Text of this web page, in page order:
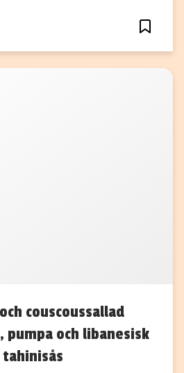
couscoussallad
pumpa och libanesisk